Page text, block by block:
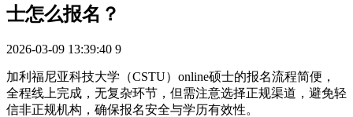
士怎么报名？
2026-03-09 13:39:40 9
加利福尼亚科技大学（CSTU）online硕士的报名流程简便，
全程线上完成，无复杂环节，但需注意选择正规渠道，避免轻
信非正规机构，确保报名安全与学历有效性。